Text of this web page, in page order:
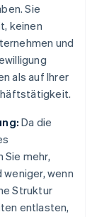
Sie
keinen
und
als auf Ihrer
Da die
mehr,
wenn
Struktur
entlasten,